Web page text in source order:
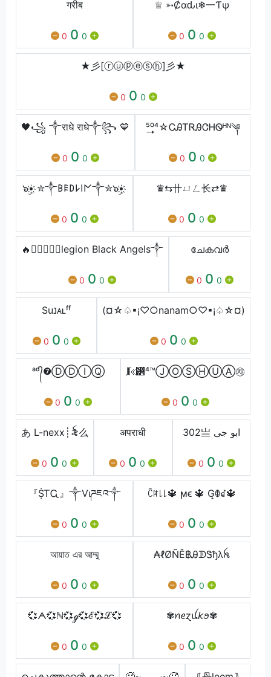
गरीब
0 0 0
♕ ➳Ȼαԃι❄一Ƭψ
0 0 0
★彡[ⓡⓤⓟⓔⓢⓗ]彡★
0 0 0
🖤꧁ ༒राधे राधे༒꧂ 💙
0 0 0
⁵͢͢͢⁰⁴☆ᏟᎯᎢᏒᎯᏣᎻᏫᴴᴺ༆
0 0 0
๖ۣ•҉ ✮༒𐌁𐌄𐌃𐌋𐌉𐌍༒✮๖ۣ•҉
0 0 0
♛⇆卄ㄩㄥ⻓⇄♛
0 0 0
🔥✇⃟⃢🏴‍☠️legion Black Angels༒
0 0 0
ചേകവർ
0 0 0
Suנᴀʟㅤᶠᶠ
0 0 0
(¤☆♤▪¡♡○nanam○♡▪¡♤☆¤)
0 0 0
ᵃᵈ᭄❼ⒹⒹⒾⓆ
0 0 0
∭≪⁲⁴™ⒿⓄⓈⒽⓊⒶ㉶
0 0 0
あ L-nexx┊꫟么
0 0 0
अपराधी
0 0 0
302亗 ابو جی
0 0 0
『ṨᎢᏩ』༒Ѵιཌཇའ༒
0 0 0
ꉓꍏ꒒꒒🔱 ϻϵ 🔱 G̝ꂦꀸ🔱
0 0 0
আয়াত এর আম্মু
0 0 0
₳ℓØÑĚ฿ᎯᗫᏕђλꫝ
0 0 0
💞ᗅ💞ℕ💞ℊ💞ℰ💞ℒ💞
0 0 0
✾​ꪀ​ꫀɀ​ꪊ𝘬​ꪮ✾
0 0 0